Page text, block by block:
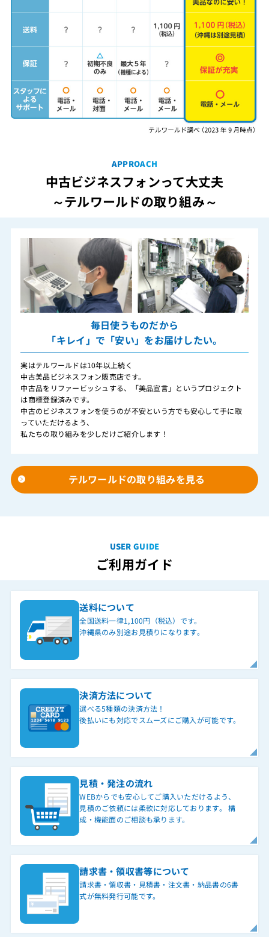
APPROACH
中古ビジネスフォンって大丈夫
～テルワールドの取り組み～
毎日使うものだから
「キレイ」で「安い」をお届けしたい。
実はテルワールドは10年以上続く
中古美品ビジネスフォン販売店です。
中古品をリファービッシュする、「美品宣言」というプロジェクト
は商標登録済みです。
中古のビジネスフォンを使うのが不安という方でも安心して手に取
っていただけるよう、
私たちの取り組みを少しだけご紹介します！
テルワールドの取り組みを見る
USER GUIDE
ご利用ガイド
送料について
全国送料一律1,100円（税込）です。
沖縄県のみ別途お見積りになります。
決済方法について
選べる5種類の決済方法！
後払いにも対応でスムーズにご購入が可能です。
見積・発注の流れ
WEBからでも安心してご購入いただけるよう、
見積のご依頼には柔軟に対応しております。 構
成・機能面のご相談も承ります。
請求書・領収書等について
請求書・領収書・見積書・注文書・納品書の6書
式が無料発行可能です。